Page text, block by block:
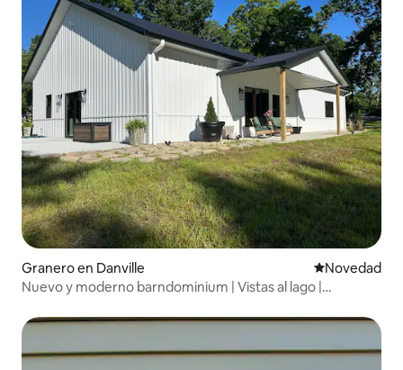
Granero en Danville Lugar para
Novedad
Nuevo y moderno barndominium | Vistas al lago |